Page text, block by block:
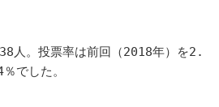
人。投票率は前回（2018年）を2.
でした。